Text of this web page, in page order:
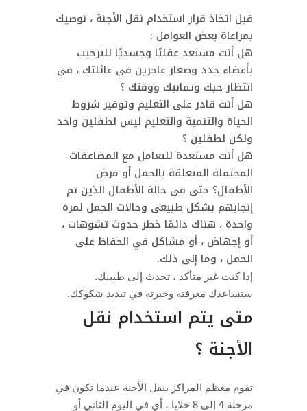
قبل اتخاذ قرار استخدام نقل الأجنة ، نوصيك
بمراعاة بعض العوامل :
هل أنت مستعد عقليًا وجسديًا للترحيب
بأعضاء جدد وصغار عاجزين في عائلتك ، في
انتظار حبك وتفانيك ووقتك ؟
هل أنت قادر على التعليم وتوفير شروط
الحياة والتنمية والتعليم ليس لطفلين واحد
ولكن لطفلين ؟
هل أنت مستعدة للتعامل مع المضاعفات
المحتملة المتعلقة بالحمل أو مرض
الأطفال؟ حتى في حالة الأطفال الذين تم
إنجابهم بشكل طبيعي وحالات الحمل لمرة
واحدة ، هناك دائمًا خطر حدوث تشوهات ،
أو إجهاض ، أو مشاكل في الحفاظ على
الحمل ، وما إلى ذلك.
إذا كنت غير متأكد ، تحدث إلى طبيبك.
ستساعدك معرفته وخبرته في تبديد شكوكك.
متى يتم استخدام نقل
الأجنة ؟
تقوم معظم المراكز بنقل الأجنة عندما تكون في
مرحلة 4 إلى 8 خلايا ، أي في اليوم الثاني أو